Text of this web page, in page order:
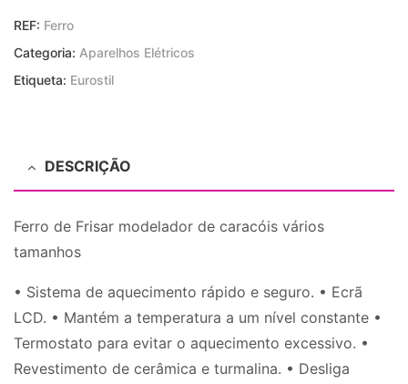
REF: Ferro
Categoria: Aparelhos Elétricos
Etiqueta: Eurostil
DESCRIÇÃO
Ferro de Frisar modelador de caracóis vários
tamanhos
• Sistema de aquecimento rápido e seguro. • Ecrã
LCD. • Mantém a temperatura a um nível constante •
Termostato para evitar o aquecimento excessivo. •
Revestimento de cerâmica e turmalina. • Desliga